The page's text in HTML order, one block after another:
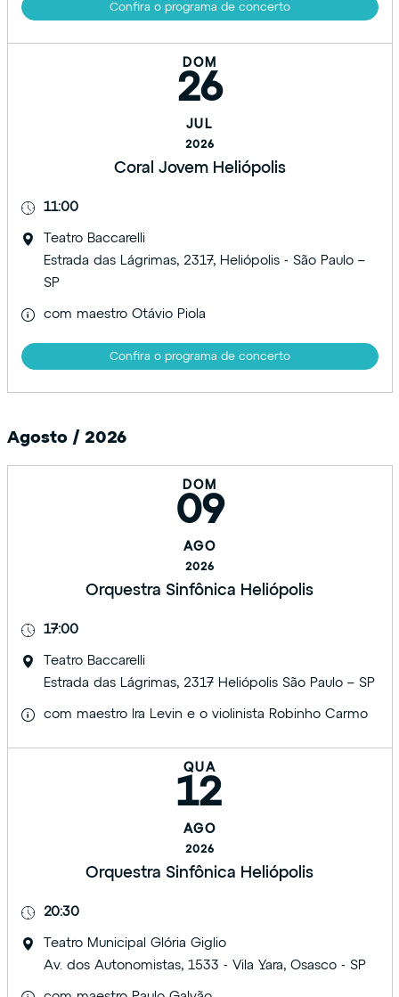
Confira o programa de concerto
DOM
26
JUL
2026
Coral Jovem Heliópolis
11:00
Teatro Baccarelli
Estrada das Lágrimas, 2317, Heliópolis - São Paulo –
SP
com maestro Otávio Piola
Confira o programa de concerto
Agosto / 2026
DOM
09
AGO
2026
Orquestra Sinfônica Heliópolis
17:00
Teatro Baccarelli
Estrada das Lágrimas, 2317 Heliópolis São Paulo – SP
com maestro Ira Levin e o violinista Robinho Carmo
QUA
12
AGO
2026
Orquestra Sinfônica Heliópolis
20:30
Teatro Municipal Glória Giglio
Av. dos Autonomistas, 1533 - Vila Yara, Osasco - SP